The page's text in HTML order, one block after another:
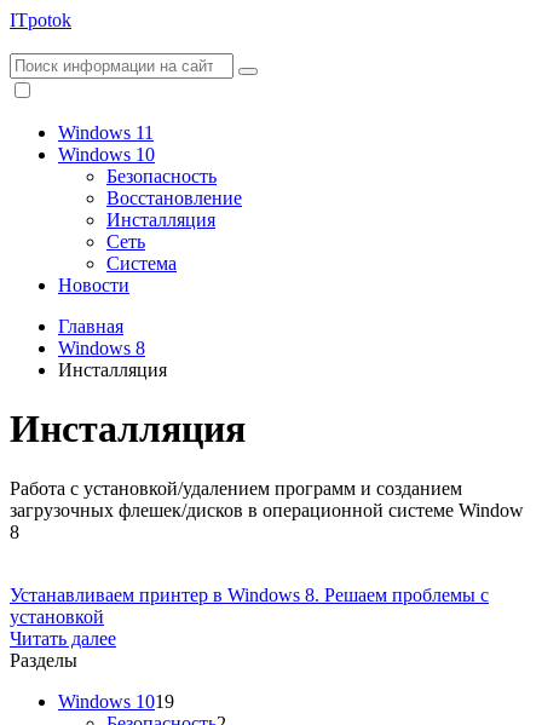
ITpotok
Windows 11
Windows 10
Безопасность
Восстановление
Инсталляция
Сеть
Система
Новости
Главная
Windows 8
Инсталляция
Инсталляция
Работа с установкой/удалением программ и созданием
загрузочных флешек/дисков в операционной системе Window
8
Устанавливаем принтер в Windows 8. Решаем проблемы с
установкой
Читать далее
Разделы
Windows 1019